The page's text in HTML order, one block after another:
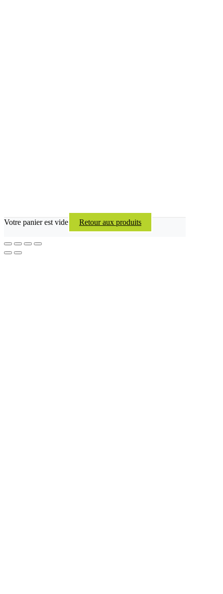
Votre panier est vide Retour aux produits